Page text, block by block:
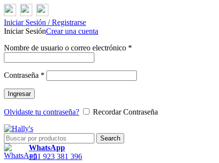
Iniciar Sesión / Registrarse
Iniciar SesiónCrear una cuenta
Nombre de usuario o correo electrónico *
Contraseña *
Ingresar
Olvidaste tu contraseña? Recordar Contraseña
Search
WhatsApp
+51 923 381 396